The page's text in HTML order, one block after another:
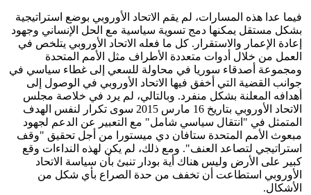
فيما عدا هذه المسارات، لم يقم الاتحاد الأوروبي بوضع استراتيجية
بشكل مستقل يمكنها دمج تسوية سياسية مع الحل الإنساني وجهود
إعادة الإعمار والاستقرار. كل ما فعله الاتحاد الأوروبي يتلخص في
العمل من خلال أدوات متعددة الأطراف مثل الأمم المتحدة
ومجموعة أصدقاء سوريا في محاولة للسعي إلى غطاء سياسي في
جوانب القضية التي أخفق فيها الاتحاد الأوروبي في الوصول إلى
أهدافه المعلنة بشكل منفرد. وبالتالي، لم يرد في خلاصة مجلس
الاتحاد الأوروبي بتاريخ 16 مارس 2015 سوى تكرار لنفس الهدف
المتمثل في "انتقال سياسي شامل" مع التعبير عن الدعم لجهود
مبعوث الأمم المتحدة ستافان دي ميستورا من أجل تحقيق "وقف
استراتيجي لتصاعد العنف". ومع ذلك، لم يكن لهذه النداءات وقع
كبير على الأرض وليس هناك أية بودار تنبئ بأن سياسة الاتحاد
الأوروبي استطاعت أن تخفف من حدة الصراع بأي شكل من
الأشكال.